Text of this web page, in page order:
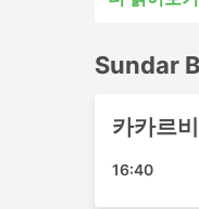
Sundar
이타
Sundar
Sundar
카카르
16:40